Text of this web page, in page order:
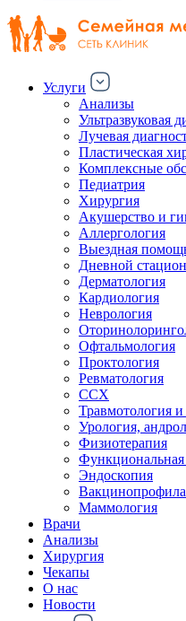
Услуги
Анализы
Ультразвуковая
Лучевая
Пластическая
Комплексные
Педиатрия
Хирургия
Акушерство и
Аллергология
Выездная
Дневной
Дерматология
Кардиология
Неврология
Офтальмология
Проктология
Ревматология
ССХ
Травмотология
Урология,
Физиотерапия
Функциональная
Эндоскопия
Маммология
Врачи
Анализы
Хирургия
Чекапы
О нас
Новости